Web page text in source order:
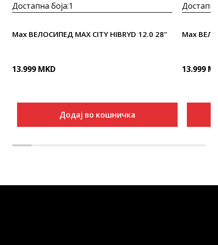
Достапна боја:1
Max ВЕЛОСИПЕД MAX CITY HIBRYD 12.0 28"
13.999 MKD
Додај во кошничка
13.999